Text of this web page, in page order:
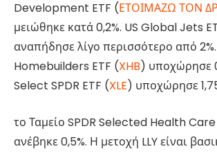
Development ETF (ΕΤΟΙΜΑΖΩ ΤΟΝ
μειώθηκε κατά 0,2%. US Global Jets
αναπήδησε λίγο περισσότερο από 2%.
Homebuilders ETF (XHB) υποχώρησε
Select SPDR ETF (XLE) υποχώρησε
το Ταμείο SPDR Selected Health
ανέβηκε 0,5%. Η μετοχή LLY είναι